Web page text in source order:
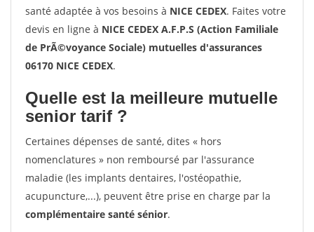
santé adaptée à vos besoins à NICE CEDEX. Faites votre
devis en ligne à NICE CEDEX A.F.P.S (Action Familiale
de PrÃ©voyance Sociale) mutuelles d'assurances
06170 NICE CEDEX.
Quelle est la meilleure mutuelle
senior tarif ?
Certaines dépenses de santé, dites « hors
nomenclatures » non remboursé par l'assurance
maladie (les implants dentaires, l'ostéopathie,
acupuncture,...), peuvent être prise en charge par la
complémentaire santé sénior.